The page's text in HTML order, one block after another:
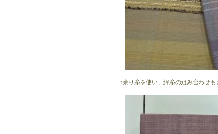
↑余り糸を使い、緯糸の組み合わせ